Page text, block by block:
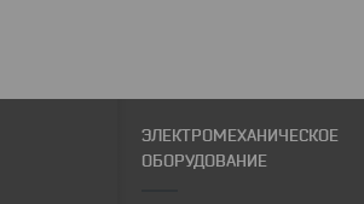
ЭЛЕКТРОМЕХАНИЧЕСКОЕ
ОБОРУДОВАНИЕ